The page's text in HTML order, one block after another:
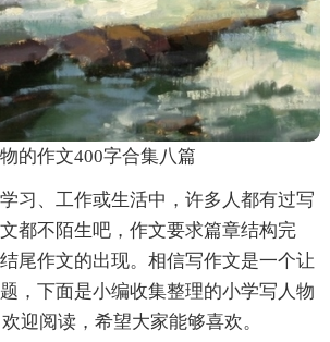
的作文400字合集八篇
习、工作或生活中，许多人都有过写
都不陌生吧，作文要求篇章结构完
尾作文的出现。相信写作文是一个让
，下面是小编收集整理的小学写人物
迎阅读，希望大家能够喜欢。